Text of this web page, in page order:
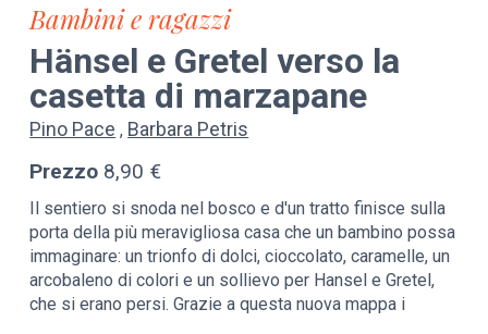
Bambini e ragazzi
Hänsel e Gretel verso la
casetta di marzapane
Pino Pace Barbara Petris
Prezzo 8,90 €
Il sentiero si snoda nel bosco e d'un tratto finisce sulla
porta della più meravigliosa casa che un bambino possa
immaginare: un trionfo di dolci, cioccolato, caramelle, un
arcobaleno di colori e un sollievo per Hansel e Gretel,
che si erano persi. Grazie a questa nuova mappa i